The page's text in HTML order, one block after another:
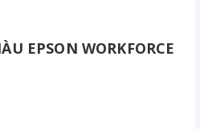
EPSON WORKFORCE